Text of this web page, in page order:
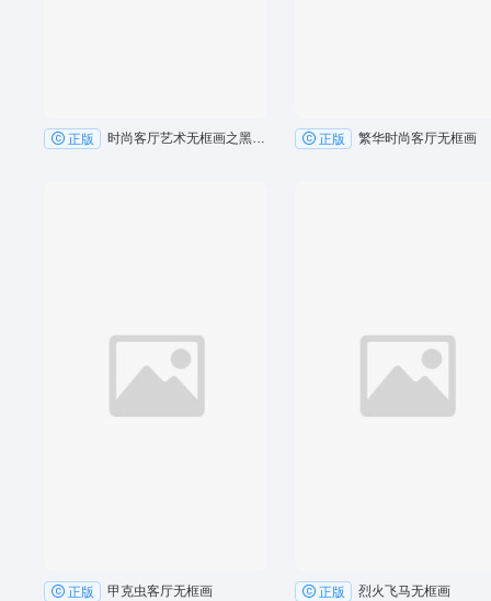
正版 时尚客厅艺术无框画之黑白格调 正版 繁华时尚客厅无框画
正版 甲克虫客厅无框画 正版 烈火飞马无框画